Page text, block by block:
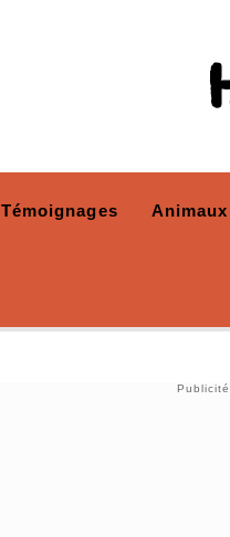
Témoignages Animaux